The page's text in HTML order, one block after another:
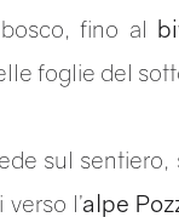
fino al
foglie del
sul
l’alpe